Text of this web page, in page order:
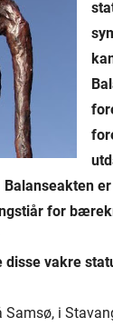
for
disse vakre
i